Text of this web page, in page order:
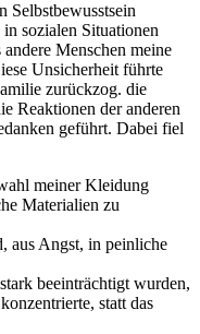
‍Selbstbewusstsein
sozialen Situationen
Menschen meine
Unsicherheit führte
zurückzog. die
Reaktionen⁤ der anderen
geführt. Dabei ⁤fiel‍
meiner Kleidung
Materialien zu
aus Angst, in peinliche
⁣ stark ​beeinträchtigt wurden,
‍statt das